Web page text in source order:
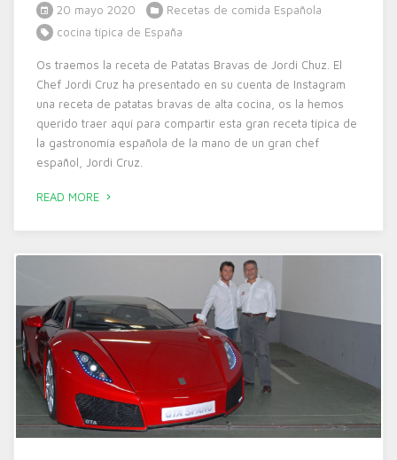
20 mayo 2020
Recetas de comida Española
cocina típica de España
Os traemos la receta de Patatas Bravas de Jordi Chuz. El
Chef Jordi Cruz ha presentado en su cuenta de Instagram
una receta de patatas bravas de alta cocina, os la hemos
querido traer aquí para compartir esta gran receta típica de
la gastronomía española de la mano de un gran chef
español, Jordi Cruz.
READ MORE